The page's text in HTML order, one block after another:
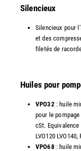
Silencieux
Silencieux pour
et des
filetés de
Huiles pour
VPO32 : huile
pour le
cSt. Equivalence
LVO120
VPO68 : huile